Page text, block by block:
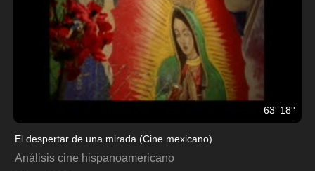
63' 18''
El despertar de una mirada (Cine mexicano)
Análisis cine hispanoamericano